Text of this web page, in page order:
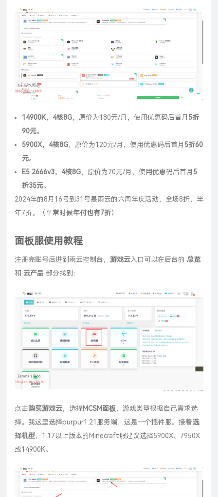
14900K，4核8G，原价为180元/月，使用优惠码后首月 5折
90元。
5900X，4核8G，原价为120元/月，使用优惠码后首月 5折60
元。
E5 2666v3，4核8G，原价为70元/月，使用优惠码后首月 5
折35元。
2024年的8月16号到31号是雨云的六周年庆活动，全场8折，半
年7折。（平常时候年付也有7折）
面板服使用教程
注册完账号后进到雨云控制台， 游戏云入口可以在后台的 总览
和 云产品 部分找到：
点击购买游戏云，选择MCSM面板，游戏类型根据自己需求选
择。我这里选择purpur1.21服务端，这是一个插件服。接着选
择机型，1.17以上版本的Minecraft服建议选择5900X、7950X
或14900K。